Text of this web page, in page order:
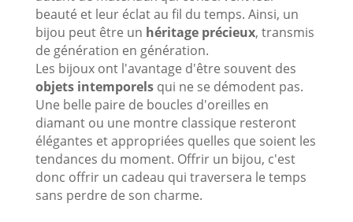
beauté et leur éclat au fil du temps. Ainsi, un
bijou peut être un héritage précieux, transmis
de génération en génération.
Les bijoux ont l'avantage d'être souvent des
objets intemporelsqui ne se démodent pas.
Une belle paire de boucles d'oreilles en
diamant ou une montre classique resteront
élégantes et appropriées quelles que soient les
tendances du moment. Offrir un bijou, c'est
donc offrir un cadeau qui traversera le temps
sans perdre de son charme.